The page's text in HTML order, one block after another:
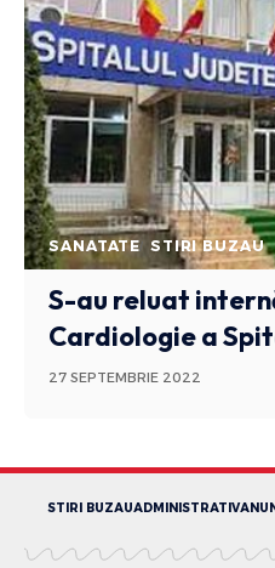
SANATATE STIRI BUZAU
S-au reluat
Cardiologie a
27 SEPTEMBRIE 2022
STIRI BUZAUADMINISTRATIV